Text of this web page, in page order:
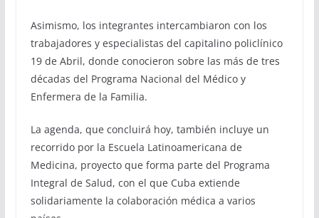
Asimismo, los integrantes intercambiaron con los
trabajadores y especialistas del capitalino policlínico
19 de Abril, donde conocieron sobre las más de tres
décadas del Programa Nacional del Médico y
Enfermera de la Familia.
La agenda, que concluirá hoy, también incluye un
recorrido por la Escuela Latinoamericana de
Medicina, proyecto que forma parte del Programa
Integral de Salud, con el que Cuba extiende
solidariamente la colaboración médica a varios